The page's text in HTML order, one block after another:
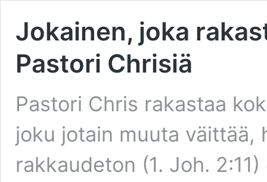
Jokainen, joka
Pastori Chrisiä
Pastori Chris rakastaa
joku jotain muuta väittää,
rakkaudeton (1. Joh.